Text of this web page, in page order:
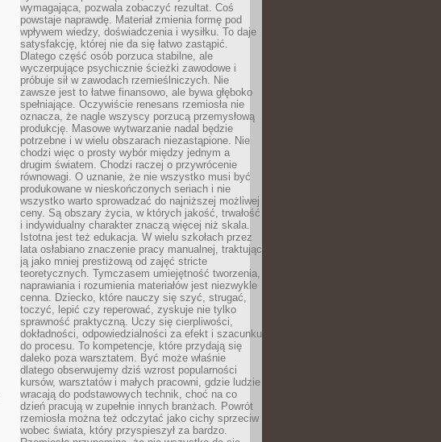
wymagająca, pozwala zobaczyć rezultat. Coś
powstaje naprawdę. Materiał zmienia formę pod
wpływem wiedzy, doświadczenia i wysiłku. To daje
satysfakcję, której nie da się łatwo zastąpić.
Dlatego część osób porzuca stabilne, ale
wyczerpujące psychicznie ścieżki zawodowe i
próbuje sił w zawodach rzemieślniczych. Nie
zawsze jest to łatwe finansowo, ale bywa głęboko
spełniające. Oczywiście renesans rzemiosła nie
oznacza, że nagle wszyscy porzucą przemysłową
produkcję. Masowe wytwarzanie nadal będzie
potrzebne i w wielu obszarach niezastąpione. Nie
chodzi więc o prosty wybór między jednym a
drugim światem. Chodzi raczej o przywrócenie
równowagi. O uznanie, że nie wszystko musi być
produkowane w nieskończonych seriach i nie
wszystko warto sprowadzać do najniższej możliwej
ceny. Są obszary życia, w których jakość, trwałość
i indywidualny charakter znaczą więcej niż skala.
Istotna jest też edukacja. W wielu szkołach przez
lata osłabiano znaczenie pracy manualnej, traktując
ją jako mniej prestiżową od zajęć stricte
teoretycznych. Tymczasem umiejętność tworzenia,
naprawiania i rozumienia materiałów jest niezwykle
cenna. Dziecko, które nauczy się szyć, strugać,
toczyć, lepić czy reperować, zyskuje nie tylko
sprawność praktyczną. Uczy się cierpliwości,
dokładności, odpowiedzialności za efekt i szacunku
do procesu. To kompetencje, które przydają się
daleko poza warsztatem. Być może właśnie
dlatego obserwujemy dziś wzrost popularności
kursów, warsztatów i małych pracowni, gdzie ludzie
wracają do podstawowych technik, choć na co
dzień pracują w zupełnie innych branżach. Powrót
rzemiosła można też odczytać jako cichy sprzeciw
wobec świata, który przyspieszył za bardzo.